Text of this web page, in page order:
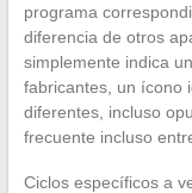
programa
diferencia de otros
simplemente indica
fabricantes, un ícono
diferentes, incluso
frecuente incluso
Ciclos específicos a